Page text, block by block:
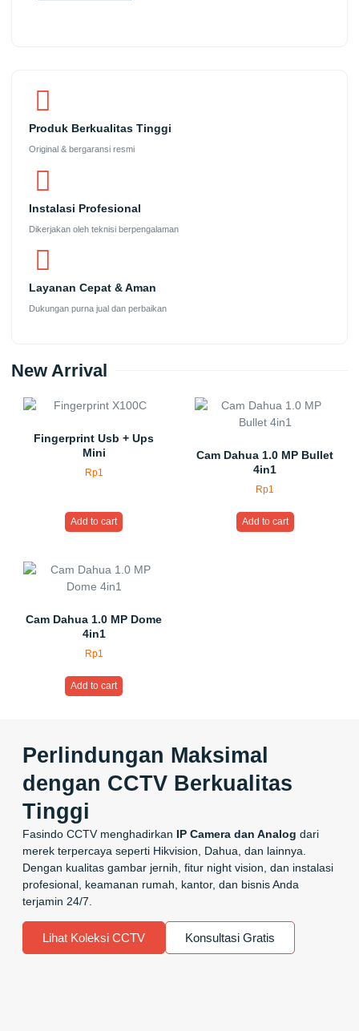
Produk Berkualitas Tinggi
Original & bergaransi resmi
Instalasi Profesional
Dikerjakan oleh teknisi berpengalaman
Layanan Cepat & Aman
Dukungan purna jual dan perbaikan
New Arrival
Fingerprint Usb + Ups
Mini
Rp1
Add to cart
Cam Dahua 1.0 MP Bullet
4in1
Rp1
Add to cart
Cam Dahua 1.0 MP Dome
4in1
Rp1
Add to cart
Perlindungan Maksimal
dengan CCTV Berkualitas
Tinggi
Fasindo CCTV menghadirkan IP Camera dan Analog dari
merek terpercaya seperti Hikvision, Dahua, dan lainnya.
Dengan kualitas gambar jernih, fitur night vision, dan instalasi
profesional, keamanan rumah, kantor, dan bisnis Anda
terjamin 24/7.
Lihat Koleksi CCTV Konsultasi Gratis